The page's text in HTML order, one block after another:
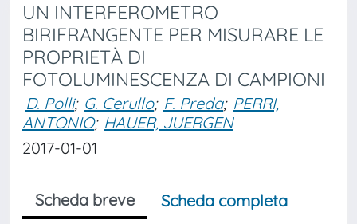
UN INTERFEROMETRO
BIRIFRANGENTE PER MISURARE LE
PROPRIETÀ DI
FOTOLUMINESCENZA DI CAMPIONI
D. Polli; G. Cerullo; F. Preda; PERRI,
ANTONIO; HAUER, JUERGEN
2017-01-01
Scheda breve
Scheda completa